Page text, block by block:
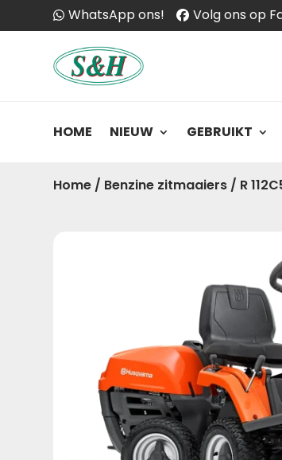
WhatsApp ons!
Volg ons op
HOME NIEUW GEBRUIKT
Home / Benzine zitmaaiers / R